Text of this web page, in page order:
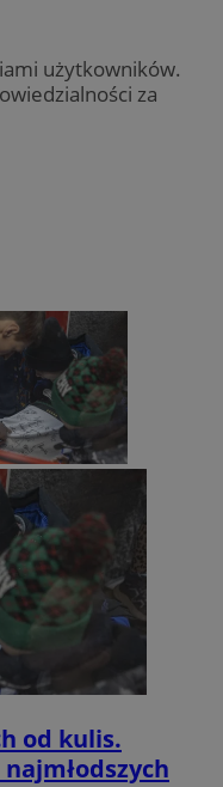
użytkowników.
za
od kulis.